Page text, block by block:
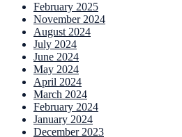
February 2025
November 2024
August 2024
July 2024
June 2024
May 2024
April 2024
March 2024
February 2024
January 2024
December 2023